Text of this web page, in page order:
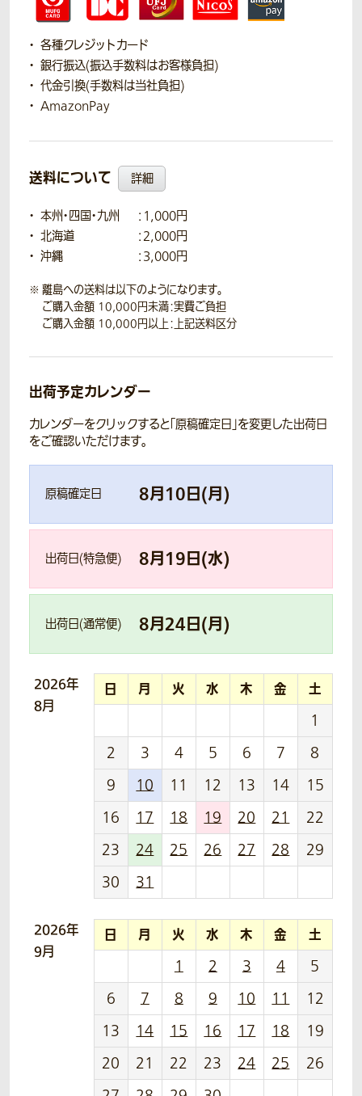
各種クレジットカード
銀行振込(振込手数料はお客様負担)
代金引換(手数料は当社負担)
AmazonPay
送料について 詳細
本州・四国・九州
：1,000円
北海道
：2,000円
沖縄
：3,000円
離島への送料は以下のようになります。
ご購入金額 10,000円未満：実費ご負担
ご購入金額 10,000円以上：上記送料区分
出荷予定カレンダー
カレンダーをクリックすると「原稿確定日」を変更した出荷日
をご確認いただけます。
原稿確定日 8月10日(月)
出荷日(特急便) 8月19日(水)
出荷日(通常便) 8月24日(月)
2026年
8月
日 月 火 水 木 金 土
1
2
3 4 5 6 7
8
9
10 11 12 13 14
15
16
17 18 19 20 21
22
23
24 25 26 27 28
29
30
31
2026年
9月
日 月 火 水 木 金 土
1 2 3 4
5
6
7 8 9 10 11
12
13
14 15 16 17 18
19
20
21 22 23 24 25
26